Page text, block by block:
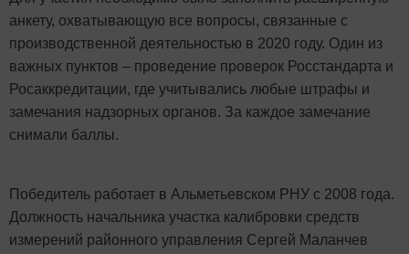
анкету, охватывающую все вопросы, связанные с
производственной деятельностью в 2020 году. Один из
важных пунктов – проведение проверок Росстандарта и
Росаккредитации, где учитывались любые штрафы и
замечания надзорных органов. За каждое замечание
снимали баллы.
Победитель работает в Альметьевском РНУ с 2008 года.
Должность начальника участка калибровки средств
измерений районного управления Сергей Маланчев